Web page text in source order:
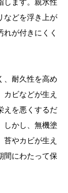
します。親水性
などを浮き上が
が付きにくく
、耐久性を高め
ビなどが生え
えを悪くするだ
しかし、無機塗
やカビが生え
間にわたって保